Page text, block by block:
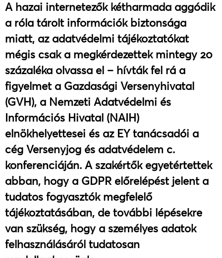
A hazai internetezők kétharmada aggódik
a róla tárolt információk biztonsága
miatt, az adatvédelmi tájékoztatókat
mégis csak a megkérdezettek mintegy 20
százaléka olvassa el – hívták fel rá a
figyelmet a Gazdasági Versenyhivatal
(GVH), a Nemzeti Adatvédelmi és
Információs Hivatal (NAIH)
elnökhelyettesei és az EY tanácsadói a
cég Versenyjog és adatvédelem c.
konferenciáján. A szakértők egyetértettek
abban, hogy a GDPR előrelépést jelent a
tudatos fogyasztók megfelelő
tájékoztatásában, de további lépésekre
van szükség, hogy a személyes adatok
felhasználásáról tudatosan